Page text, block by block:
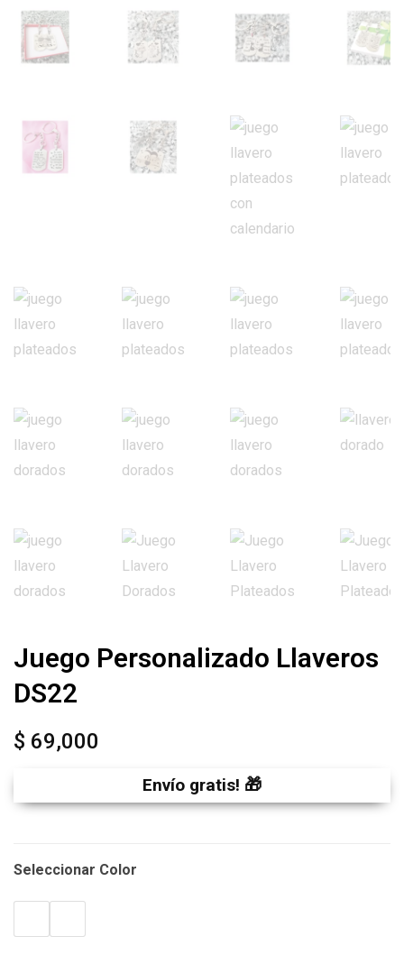
Juego Personalizado Llaveros
DS22
$ 69,000
Envío gratis! 🎁
Seleccionar Color